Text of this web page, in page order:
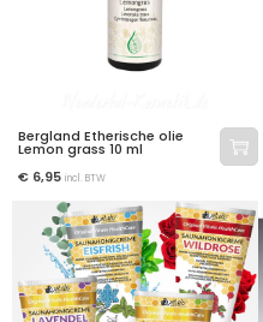
Bergland Etherische olie
Lemon grass 10 ml
€ 6,95 incl. BTW